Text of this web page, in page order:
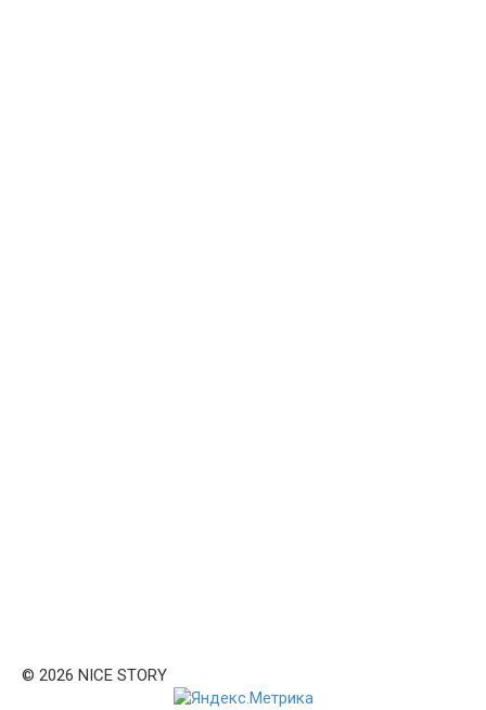
© 2026 NICE STORY